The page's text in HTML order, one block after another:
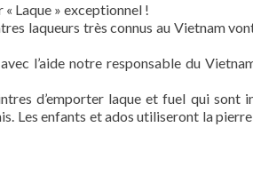
Laque » exceptionnel !
laqueurs très connus au Vietnam
l’aide notre responsable du
d’emporter laque et fuel qui sont
Les enfants et ados utiliseront la pierre